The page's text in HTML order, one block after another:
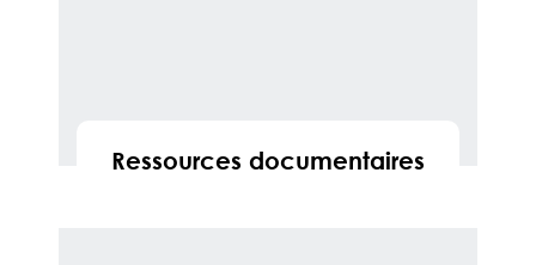
Ressources documentaires